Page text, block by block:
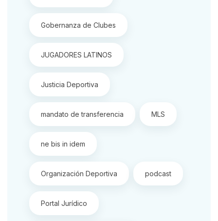
Gobernanza de Clubes
JUGADORES LATINOS
Justicia Deportiva
mandato de transferencia MLS
ne bis in idem
Organización Deportiva podcast
Portal Jurídico